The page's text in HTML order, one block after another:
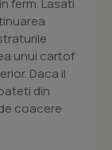
ferm. Lasati
unui cartof
Daca il
din
coacere